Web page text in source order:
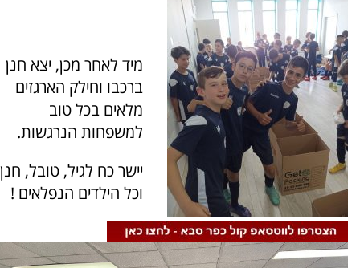
מיד לאחר מכן, יצא חנן
ברכבו וחילק הארגזים
מלאים בכל טוב
למשפחות הנרגשות.
יישר כח לגיל, טובל, חנן
וכל הילדים הנפלאים !